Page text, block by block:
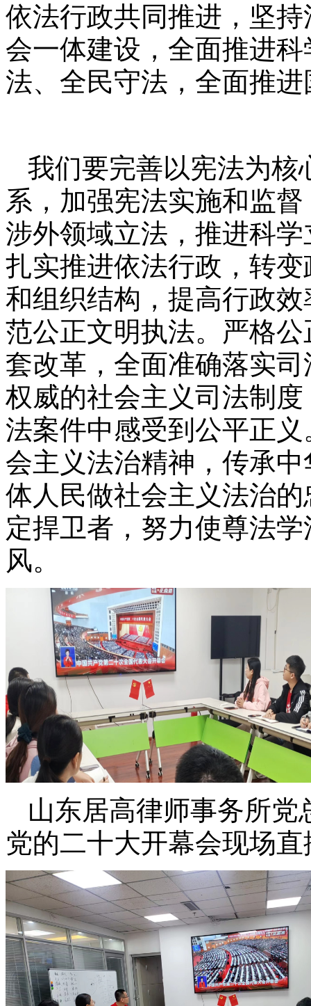
依法行政共同推进，坚
会一体建设，全面推进
法、全民守法，全面推
我们要完善以宪法为核
系，加强宪法实施和监
涉外领域立法，推进科
扎实推进依法行政，转
和组织结构，提高行政
范公正文明执法。严格
套改革，全面准确落实
权威的社会主义司法制
法案件中感受到公平正
会主义法治精神，传承
体人民做社会主义法治
定捍卫者，努力使尊法
风。
山东居高律师事务所
党的二十大开幕会现场直